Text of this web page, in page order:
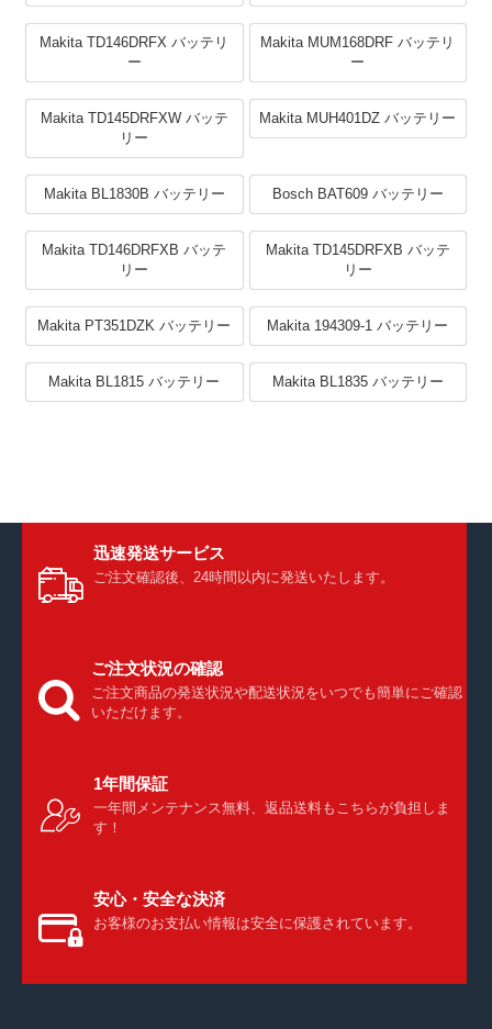
Makita TD146DRFX バッテリ
ー
Makita MUM168DRF バッテリ
ー
Makita TD145DRFXW バッテ
リー
Makita MUH401DZ バッテリー
Makita BL1830B バッテリー Bosch BAT609 バッテリー
Makita TD146DRFXB バッテ
リー
Makita TD145DRFXB バッテ
リー
Makita PT351DZK バッテリー Makita 194309-1 バッテリー
Makita BL1815 バッテリー Makita BL1835 バッテリー
迅速発送サービス
ご注文確認後、24時間以内に発送いたします。
ご注文状況の確認
ご注文商品の発送状況や配送状況をいつでも簡単にご確認
いただけます。
1年間保証
一年間メンテナンス無料、返品送料もこちらが負担しま
す！
安心・安全な決済
お客様のお支払い情報は安全に保護されています。